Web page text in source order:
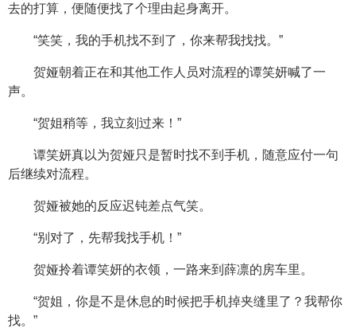
去的打算，便随便找了个理由起身离开。
“笑笑，我的手机找不到了，你来帮我找找。”
贺娅朝着正在和其他工作人员对流程的谭笑妍喊了一
声。
“贺姐稍等，我立刻过来！”
谭笑妍真以为贺娅只是暂时找不到手机，随意应付一句
后继续对流程。
贺娅被她的反应迟钝差点气笑。
“别对了，先帮我找手机！”
贺娅拎着谭笑妍的衣领，一路来到薛凛的房车里。
“贺姐，你是不是休息的时候把手机掉夹缝里了？我帮你
找。”